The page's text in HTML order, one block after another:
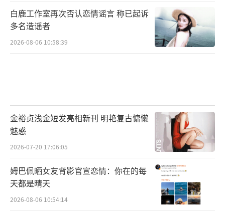
白鹿工作室再次否认恋情谣言 称已起诉
多名造谣者
2026-08-06 10:58:39
金裕贞浅金短发亮相新刊 明艳复古慵懒
魅惑
2026-07-20 17:06:05
姆巴佩晒女友背影官宣恋情：你在的每
天都是晴天
2026-08-06 10:54:14